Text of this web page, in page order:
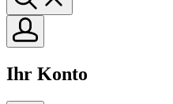
Ihr Konto